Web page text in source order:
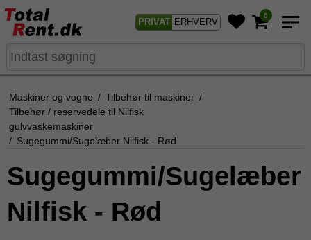
PRIVAT ERHVERV
0
Maskiner og vogne / Tilbehør til maskiner /
Tilbehør / reservedele til Nilfisk
gulvvaskemaskiner
/ Sugegummi/Sugelæber Nilfisk - Rød
Sugegummi/Sugelæber
Nilfisk - Rød